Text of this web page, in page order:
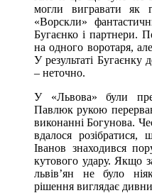
могли вигравати як
«Ворскли»
Бугаєнко і партнери.
на одного воротаря,
У результаті Бугаєнку
– неточно.
У «Львова» були
Павлюк рукою
виконанні Богунова.
вдалося
Іванов знаходився
кутового удару. Якщо
львів’ян не було
рішення виглядає